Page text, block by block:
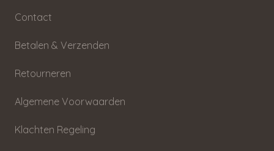
Contact
Betalen & Verzenden
Retourneren
Algemene Voorwaarden
Klachten Regeling